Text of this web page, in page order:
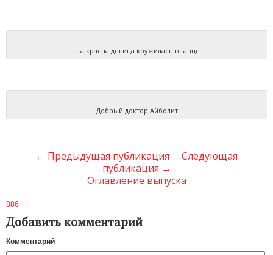
…а красна девица кружилась в танце
Добрый доктор Айболит
← Предыдущая публикация
Следующая
публикация →
Оглавление выпуска
886
Добавить комментарий
Комментарий